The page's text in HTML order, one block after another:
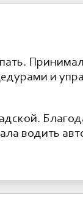
и
водить